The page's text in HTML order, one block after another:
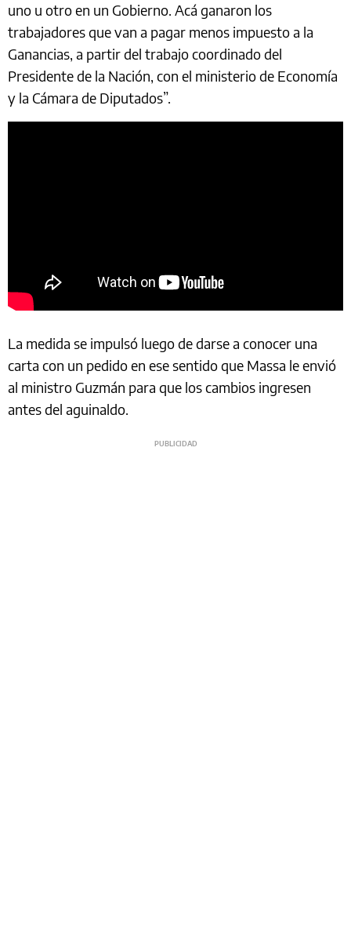
uno u otro en un Gobierno. Acá ganaron los
trabajadores que van a pagar menos impuesto a la
Ganancias, a partir del trabajo coordinado del
Presidente de la Nación, con el ministerio de Economía
y la Cámara de Diputados”.
La medida se impulsó luego de darse a conocer una
carta con un pedido en ese sentido que Massa le envió
al ministro Guzmán para que los cambios ingresen
antes del aguinaldo.